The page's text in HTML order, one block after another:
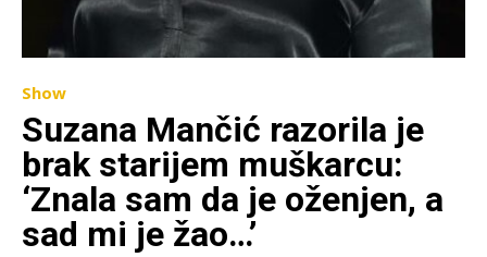
Show
Suzana Mančić razorila je
brak starijem muškarcu:
‘Znala sam da je oženjen, a
sad mi je žao…’